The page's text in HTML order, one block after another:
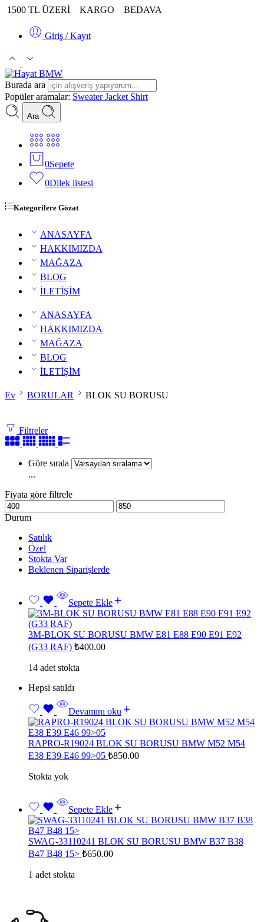
1500 TL ÜZERİ KARGO BEDAVA
Giriş / Kayıt
Burada ara
Popüler aramalar: SweaterJacket Shirt
Ara
0Sepete
0Dilek listesi
Kategorilere Gözat
ANASAYFA
HAKKIMIZDA
MAĞAZA
BLOG
İLETİŞİM
ANASAYFA
HAKKIMIZDA
MAĞAZA
BLOG
İLETİŞİM
Ev BORULAR BLOK SU BORUSU
Filtreler
Göre sırala
...
Fiyata göre filtrele
Durum
Satılık
Özel
Stokta Var
Beklenen Siparişlerde
Sepete Ekle
3M-BLOK SU BORUSU BMW E81 E88 E90 E91 E92
(G33 RAF) ₺400.00
14 adet stokta
Hepsi satıldı
Devamını oku
RAPRO-R19024 BLOK SU BORUSU BMW M52 M54
E38 E39 E46 99>05 ₺850.00
Stokta yok
Sepete Ekle
SWAG-33110241 BLOK SU BORUSU BMW B37 B38
B47 B48 15> ₺650.00
1 adet stokta